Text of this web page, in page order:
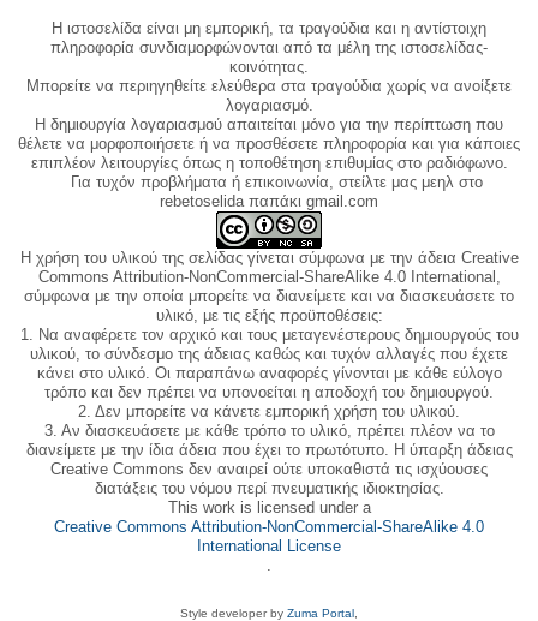
Η ιστοσελίδα είναι μη εμπορική, τα τραγούδια και η αντίστοιχη
πληροφορία συνδιαμορφώνονται από τα μέλη της ιστοσελίδας-
κοινότητας.
Μπορείτε να περιηγηθείτε ελεύθερα στα τραγούδια χωρίς να ανοίξετε
λογαριασμό.
Η δημιουργία λογαριασμού απαιτείται μόνο για την περίπτωση που
θέλετε να μορφοποιήσετε ή να προσθέσετε πληροφορία και για κάποιες
επιπλέον λειτουργίες όπως η τοποθέτηση επιθυμίας στο ραδιόφωνο.
Για τυχόν προβλήματα ή επικοινωνία, στείλτε μας μεηλ στο
rebetoselida παπάκι gmail.com
Η χρήση του υλικού της σελίδας γίνεται σύμφωνα με την άδεια Creative
Commons Attribution-NonCommercial-ShareAlike 4.0 International,
σύμφωνα με την οποία μπορείτε να διανείμετε και να διασκευάσετε το
υλικό, με τις εξής προϋποθέσεις:
1. Να αναφέρετε τον αρχικό και τους μεταγενέστερους δημιουργούς του
υλικού, το σύνδεσμο της άδειας καθώς και τυχόν αλλαγές που έχετε
κάνει στο υλικό. Οι παραπάνω αναφορές γίνονται με κάθε εύλογο
τρόπο και δεν πρέπει να υπονοείται η αποδοχή του δημιουργού.
2. Δεν μπορείτε να κάνετε εμπορική χρήση του υλικού.
3. Αν διασκευάσετε με κάθε τρόπο το υλικό, πρέπει πλέον να το
διανείμετε με την ίδια άδεια που έχει το πρωτότυπο. Η ύπαρξη άδειας
Creative Commons δεν αναιρεί ούτε υποκαθιστά τις ισχύουσες
διατάξεις του νόμου περί πνευματικής ιδιοκτησίας.
This work is licensed under a
Creative Commons Attribution-NonCommercial-ShareAlike 4.0
International License
Style developer by Zuma Portal ,